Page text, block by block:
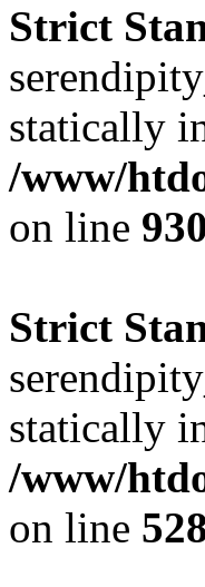
Strict
statically
/www/
on line 930
Strict
statically
/www/
on line